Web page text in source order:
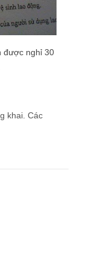
được nghỉ 30
khai. Các